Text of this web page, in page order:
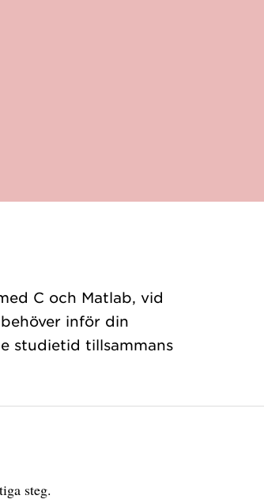
C och Matlab, vid
inför din
studietid tillsammans
steg.